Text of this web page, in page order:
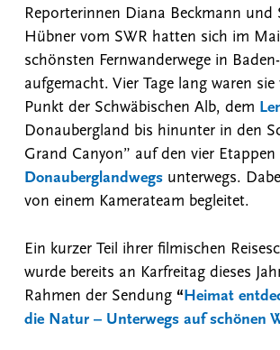
Reporterinnen Diana Beckmann und
Hübner vom SWR hatten sich im
schönsten Fernwanderwege in
aufgemacht. Vier Tage lang waren
Punkt der Schwäbischen Alb, dem
Donaubergland bis hinunter in den
Grand Canyon” auf den vier Etappen
Donauberglandwegsunterwegs.
von einem Kamerateam begleitet.
Ein kurzer Teil ihrer filmischen
wurde bereits an Karfreitag dieses
Rahmen der Sendung “Heimat
die Natur – Unterwegs auf schönen